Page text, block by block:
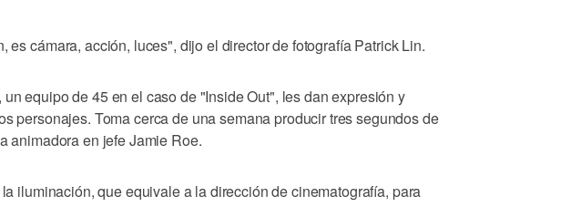
es cámara, acción, luces", dijo el director de fotografía Patrick Lin.
equipo de 45 en el caso de "Inside Out", les dan expresión y
personajes. Toma cerca de una semana producir tres segundos de
animadora en jefe Jamie Roe.
iluminación, que equivale a la dirección de cinematografía, para